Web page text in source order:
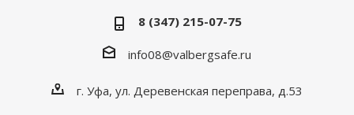
8 (347) 215-07-75
info08@valbergsafe.ru
г. Уфа, ул. Деревенская переправа, д.53